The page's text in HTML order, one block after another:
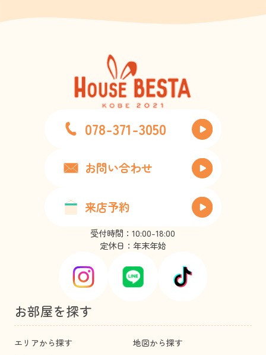
078-371-3050
お問い合わせ
来店予約
受付時間：10:00-18:00
定休日：年末年始
お部屋を探す
エリアから探す
地図から探す